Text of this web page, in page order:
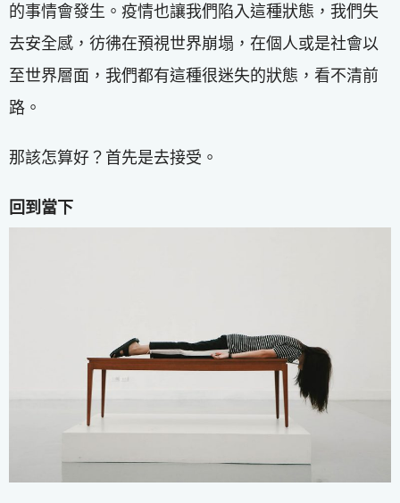
的事情會發生。疫情也讓我們陷入這種狀態，我們失
去安全感，彷彿在預視世界崩塌，在個人或是社會以
至世界層面，我們都有這種很迷失的狀態，看不清前
路。
那該怎算好？首先是去接受。
回到當下